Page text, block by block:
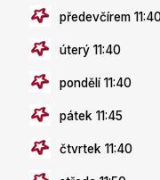
předevčírem
úterý 11:40
pondělí 11:40
pátek 11:45
čtvrtek 11:40